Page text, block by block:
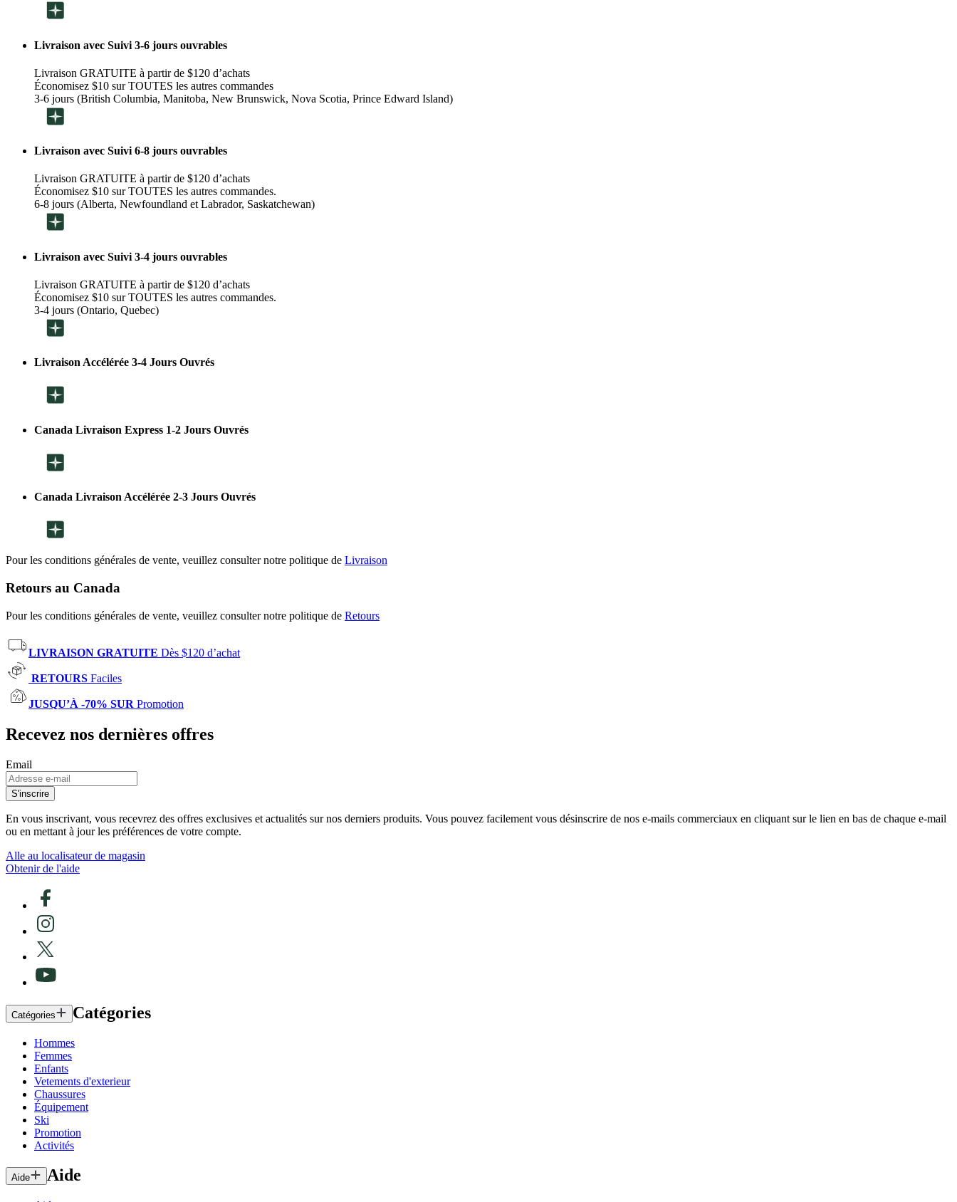
Livraison avec Suivi 3-6 jours ouvrables
Livraison GRATUITE à partir de $120 d’achats
Économisez $10 sur TOUTES les autres commandes
3-6 jours (British Columbia, Manitoba, New Brunswick, Nova Scotia, Prince Edward Island)
Livraison avec Suivi 6-8 jours ouvrables
Livraison GRATUITE à partir de $120 d’achats
Économisez $10 sur TOUTES les autres commandes.
6-8 jours (Alberta, Newfoundland et Labrador, Saskatchewan)
Livraison avec Suivi 3-4 jours ouvrables
Livraison GRATUITE à partir de $120 d’achats
Économisez $10 sur TOUTES les autres commandes.
3-4 jours (Ontario, Quebec)
Livraison Accélérée 3-4 Jours Ouvrés
Canada Livraison Express 1-2 Jours Ouvrés
Canada Livraison Accélérée 2-3 Jours Ouvrés
Pour les conditions générales de vente, veuillez consulter notre politique de Livraison
Retours au Canada
Pour les conditions générales de vente, veuillez consulter notre politique de Retours
LIVRAISON GRATUITE Dès $120 d’achat
RETOURS Faciles
JUSQU’À -70% SUR Promotion
Recevez nos dernières offres
Email
S'inscrire
En vous inscrivant, vous recevrez des offres exclusives et actualités sur nos derniers produits. Vous pouvez facilement vous désinscrire de nos e-mails commerciaux en cliquant sur le lien en bas de chaque e-mail
ou en mettant à jour les préférences de votre compte.
Alle au localisateur de magasin
Obtenir de l'aide
Catégories Catégories
Hommes
Femmes
Enfants
Vetements d'exterieur
Chaussures
Équipement
Ski
Promotion
Activités
Aide Aide